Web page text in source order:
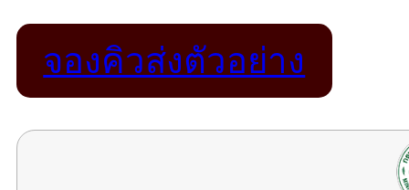
จองคิวส่งตัวอย่าง